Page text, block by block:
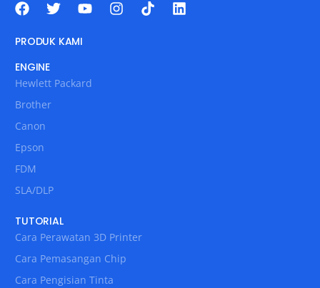
PRODUK KAMI
ENGINE
Hewlett Packard
Brother
Canon
Epson
FDM
SLA/DLP
TUTORIAL
Cara Perawatan 3D Printer
Cara Pemasangan Chip
Cara Pengisian Tinta